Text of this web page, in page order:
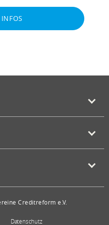
Creditreform e.V.
Datenschutz